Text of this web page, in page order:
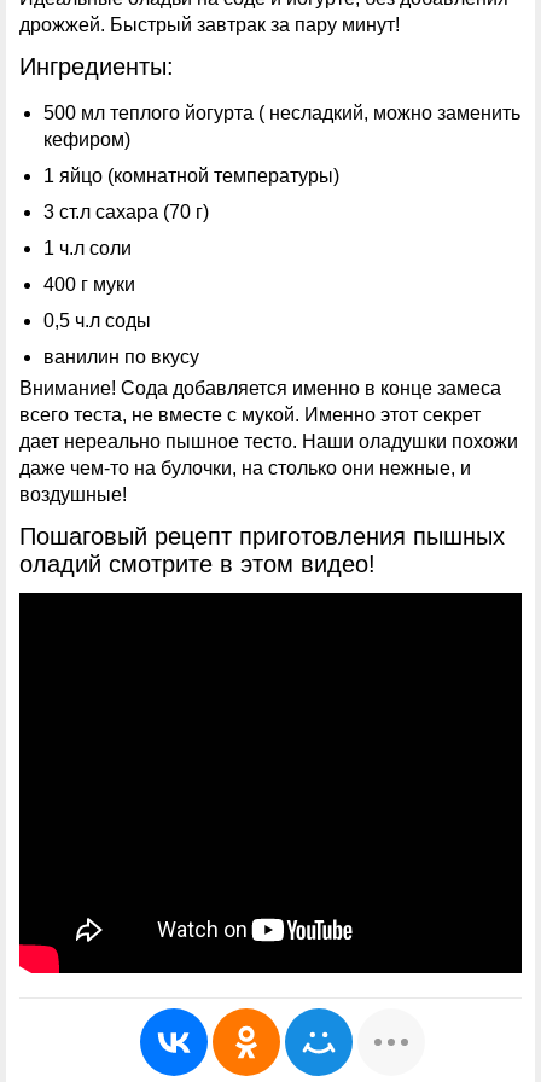
дрожжей. Быстрый завтрак за пару минут!
Ингредиенты:
500 мл теплого йогурта ( несладкий, можно заменить
кефиром)
1 яйцо (комнатной температуры)
3 ст.л сахара (70 г)
1 ч.л соли
400 г муки
0,5 ч.л соды
ванилин по вкусу
Внимание! Сода добавляется именно в конце замеса
всего теста, не вместе с мукой. Именно этот секрет
дает нереально пышное тесто. Наши оладушки похожи
даже чем-то на булочки, на столько они нежные, и
воздушные!
Пошаговый рецепт приготовления пышных
оладий смотрите в этом видео!